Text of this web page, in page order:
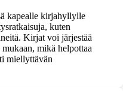
kapealle kirjahyllylle
kuten
Kirjat voi järjestää
mikä helpottaa
miellyttävän